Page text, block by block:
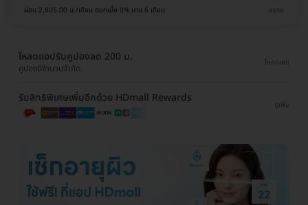
ผ่อน 2,805.00 บ./เดือน ดอกเบี้ย 0% นาน 6 เดือน ขยาย
โหลดแอปรับคูปองลด 200 บ.
คูปองมีจำนวนจำกัด
โหลดเลย
รับสิทธิพิเศษเพิ่มอีกด้วย HDmall Rewards
ดูเพิ่ม